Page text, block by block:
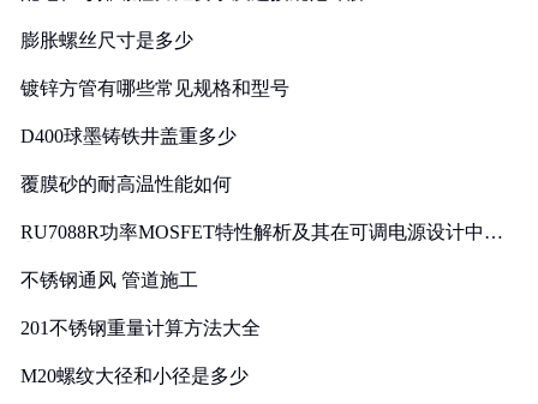
膨胀螺丝尺寸是多少
镀锌方管有哪些常见规格和型号
D400球墨铸铁井盖重多少
覆膜砂的耐高温性能如何
RU7088R功率MOSFET特性解析及其在可调电源设计中的
不锈钢通风 管道施工
201不锈钢重量计算方法大全
M20螺纹大径和小径是多少